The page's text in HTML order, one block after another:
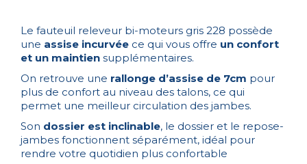
Le fauteuil releveur bi-moteurs gris 228 possède
une assise incurvée ce qui vous offre un confort
et un maintien supplémentaires.
On retrouve une rallonge d’assise de 7cm pour
plus de confort au niveau des talons, ce qui
permet une meilleur circulation des jambes.
Son dossier est inclinable, le dossier et le repose-
jambes fonctionnent séparément, idéal pour
rendre votre quotidien plus confortable